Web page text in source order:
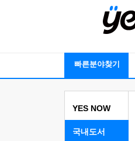
빠른분야찾기
YES NOW
국내도서